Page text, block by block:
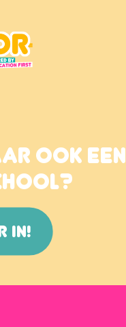
OOK EEN
IN!